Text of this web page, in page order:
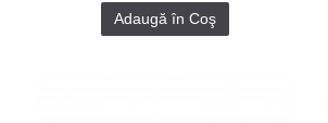
Adaugă în Coş